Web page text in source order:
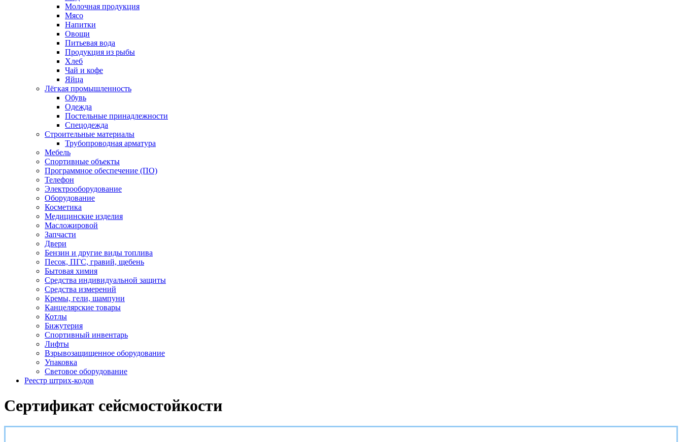
Молочная продукция
Мясо
Напитки
Овощи
Питьевая вода
Продукция из рыбы
Хлеб
Чай и кофе
Яйца
Лёгкая промышленность
Обувь
Одежда
Постельные принадлежности
Спецодежда
Строительные материалы
Трубопроводная арматура
Мебель
Спортивные объекты
Программное обеспечение (ПО)
Телефон
Электрооборудование
Оборудование
Косметика
Медицинские изделия
Масложировой
Запчасти
Двери
Бензин и другие виды топлива
Песок, ПГС, гравий, щебень
Бытовая химия
Средства индивидуальной защиты
Средства измерений
Кремы, гели, шампуни
Канцелярские товары
Котлы
Бижутерия
Спортивный инвентарь
Лифты
Взрывозащищенное оборудование
Упаковка
Световое оборудование
Реестр штрих-кодов
Сертификат сейсмостойкости